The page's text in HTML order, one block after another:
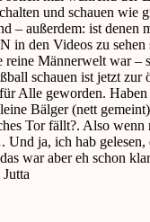
und schauen wie
– außerdem: ist denen
in den Videos zu sehen
reine Männerwelt war –
schauen ist jetzt zur
Alle geworden. Haben
Bälger (nett
Tor fällt?. Also wenn
ja, ich hab gelesen,
war aber eh schon